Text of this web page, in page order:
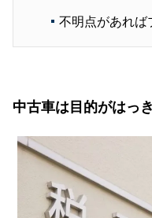
不明点があれば
中古車は目的がはっ